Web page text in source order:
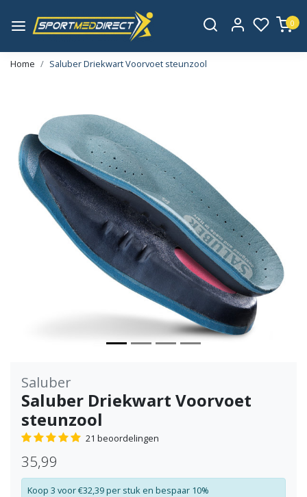
0
Home Saluber Driekwart Voorvoet steunzool
Vorige
Saluber
Saluber Driekwart Voorvoet
steunzool
21 beoordelingen
35,99
Koop 3 voor €32,39 per stuk en bespaar 10%